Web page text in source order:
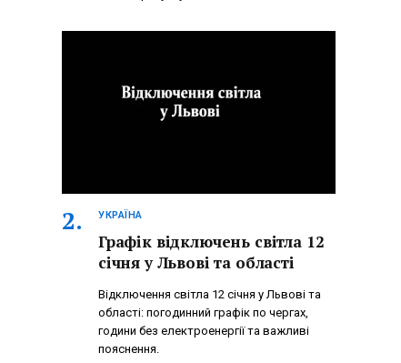
УКРАЇНА
Графік відключень світла 12
січня у Львові та області
Відключення світла 12 січня у Львові та
області: погодинний графік по чергах,
години без електроенергії та важливі
пояснення.